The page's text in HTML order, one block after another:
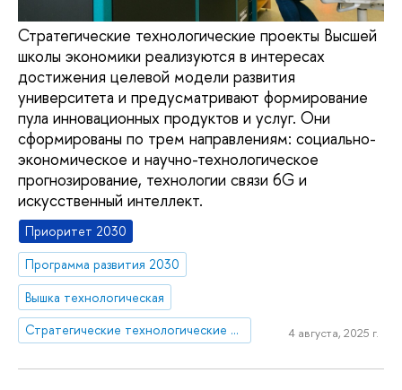
Стратегические технологические проекты Высшей
школы экономики реализуются в интересах
достижения целевой модели развития
университета и предусматривают формирование
пула инновационных продуктов и услуг. Они
сформированы по трем направлениям: социально-
экономическое и научно-технологическое
прогнозирование, технологии связи 6G и
искусственный интеллект.
Приоритет 2030
Программа развития 2030
Вышка технологическая
Стратегические технологические проекты
4 августа, 2025 г.